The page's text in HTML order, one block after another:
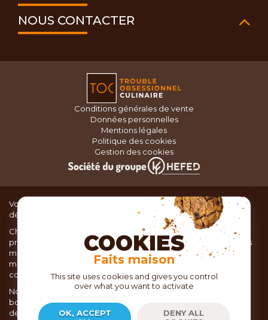
NOUS CONTACTER
Conditions générales de vente
Données personnelles
Mentions légales
Politique des cookies
Gestion des cookies
Vous recherchez du matériel de cuisine pour concocter de
délicieux plats ou des pâtisseries dignes d’un grand chef ?
Chez TOC, boutique d’ustensiles de cuisine, nous vous
proposons une large sélection de produits issus des meilleures
marques de matériel de cuisine: Ustensiles de pâtisserie,
matériel de cuisson, service de table, ustensiles de cuisine,
coutellerie, set picnic.
Nous vous réservons un accueil chaleureux au sein de nos 21
boutiques, mais vous trouverez également tout votre matériel
de cuisine en ligne sur notre site internet toc.fr
COOKIES
Faits maison
This site uses cookies and gives you control
over what you want to activate
OK, ACCEPT
DENY ALL